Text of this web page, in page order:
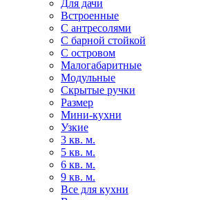
Для дачи
Встроенные
С антресолями
С барной стойкой
С островом
Малогабаритные
Модульные
Скрытые ручки
Размер
Мини-кухни
Узкие
3 кв. м.
5 кв. м.
6 кв. м.
9 кв. м.
Все для кухни